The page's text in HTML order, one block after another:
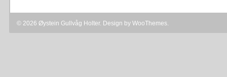
© 2026 Øystein Gullvåg Holter. Design by WooThemes.